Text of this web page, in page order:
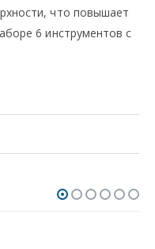
что повышает
6 инструментов с